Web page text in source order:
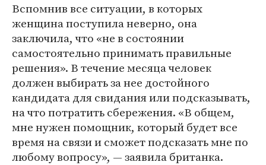
Вспомнив все ситуации, в которых
женщина поступила неверно, она
заключила, что «не в состоянии
самостоятельно принимать правильные
решения». В течение месяца человек
должен выбирать за нее достойного
кандидата для свидания или подсказывать,
на что потратить сбережения. «В общем,
мне нужен помощник, который будет все
время на связи и сможет подсказать мне по
любому вопросу», — заявила британка.